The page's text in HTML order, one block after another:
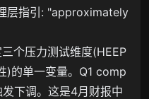
层指引: "approximately
个压力测试维度(HEEP
的单一变量。Q1 comp
下调。这是4月财报中